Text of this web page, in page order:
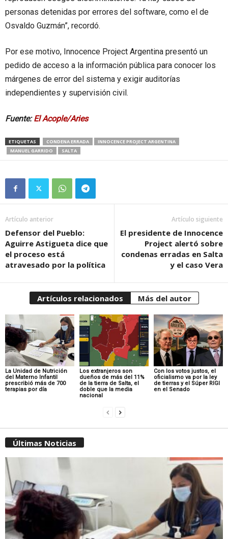
personas detenidas por errores del software, como el de
Osvaldo Guzmán”, recordó.
Por ese motivo, Innocence Project Argentina presentó un
pedido de acceso a la información pública para conocer los
márgenes de error del sistema y exigir auditorías
independientes y supervisión civil.
Fuente:El Acople/Aries
ETIQUETAS CONDENA ERRADA
INNOCENCE PROJECT ARGENTINA
MANUEL GARRIDO
SALTA
Artículo anterior
Defensor del Pueblo:
Aguirre Astigueta dice que
el proceso está
atravesado por la política
Artículo siguiente
El presidente de Innocence
Project alertó sobre
condenas erradas en Salta
y el caso Vera
Artículos relacionados Más del autor
La Unidad de Nutrición
del Materno Infantil
prescribió más de 700
terapias por día
Los extranjeros son
dueños de más del 11%
de la tierra de Salta, el
doble que la media
nacional
Con los votos justos, el
oficialismo va por la ley
de tierras y el Súper RIGI
en el Senado
Últimas Noticias